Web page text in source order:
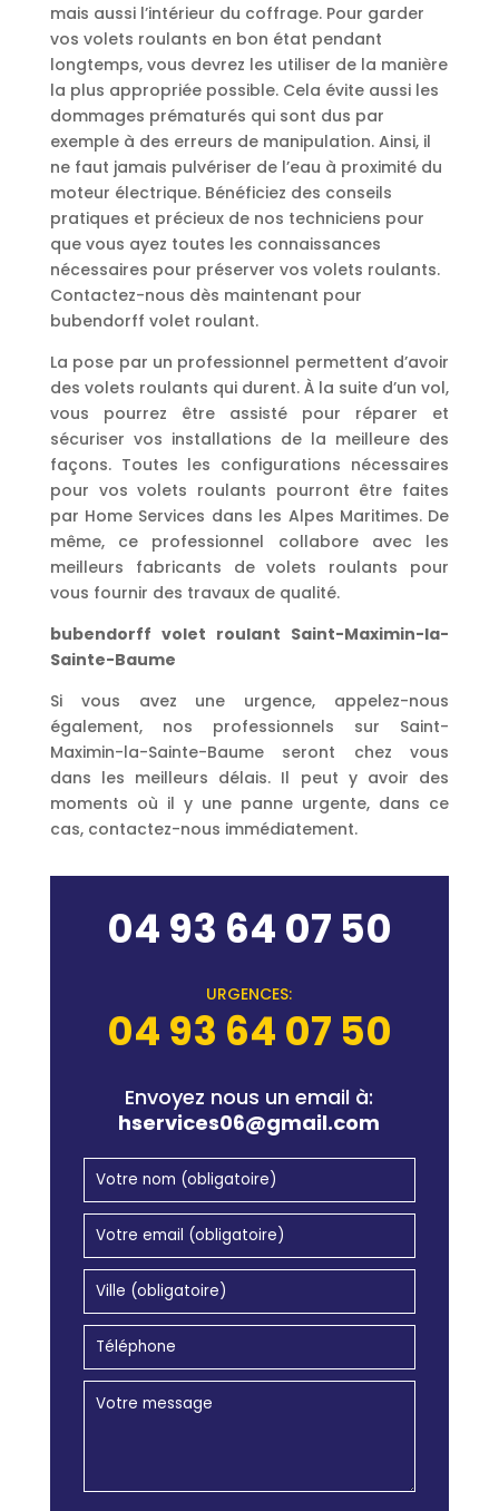
mais aussi l’intérieur du coffrage. Pour garder
vos volets roulants en bon état pendant
longtemps, vous devrez les utiliser de la manière
la plus appropriée possible. Cela évite aussi les
dommages prématurés qui sont dus par
exemple à des erreurs de manipulation. Ainsi, il
ne faut jamais pulvériser de l’eau à proximité du
moteur électrique. Bénéficiez des conseils
pratiques et précieux de nos techniciens pour
que vous ayez toutes les connaissances
nécessaires pour préserver vos volets roulants.
Contactez-nous dès maintenant pour
bubendorff volet roulant.
La pose par un professionnel permettent d’avoir
des volets roulants qui durent. À la suite d’un vol,
vous pourrez être assisté pour réparer et
sécuriser vos installations de la meilleure des
façons. Toutes les configurations nécessaires
pour vos volets roulants pourront être faites
par Home Services dans les Alpes Maritimes. De
même, ce professionnel collabore avec les
meilleurs fabricants de volets roulants pour
vous fournir des travaux de qualité.
bubendorff volet roulant Saint-Maximin-la-
Sainte-Baume
Si vous avez une urgence, appelez-nous
également, nos professionnels sur Saint-
Maximin-la-Sainte-Baume seront chez vous
dans les meilleurs délais. Il peut y avoir des
moments où il y une panne urgente, dans ce
cas, contactez-nous immédiatement.
04 93 64 07 50
URGENCES:
04 93 64 07 50
Envoyez nous un email à:
hservices06@gmail.com